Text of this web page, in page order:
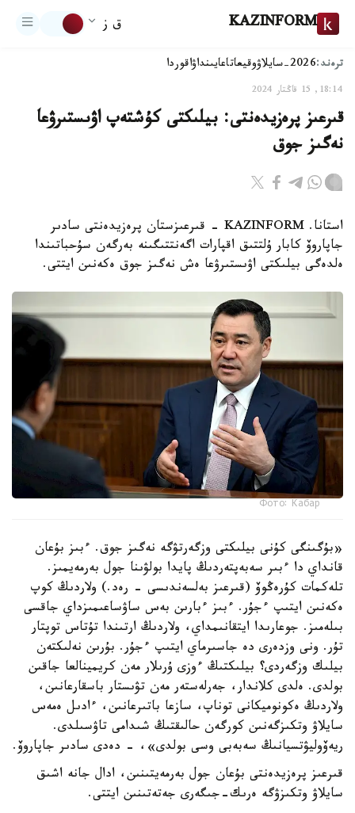
KAZINFORM ق ز
ترەند:2026-سايلاۋ وقيعاتاعايىنداۋاقوردا
18:14, 15 قاڭتار 2024
قىرعىز پرەزيدەنتى: بيلىكتى كۇشتەپ اۋىستىرۋعا
نەگىز جوق
استانا. KAZINFORM - قىرعىزستان پرەزيدەنتى سادىر
جاپاروۆ كابار ۇلتتىق اقپارات اگەنتتىگىنە بەرگەن سۇحباتىندا
ەلدەگى بيلىكتى اۋىستىرۋعا ەش نەگىز جوق ەكەنىن ايتتى.
Фото: Кабар
«بۇگىنگى كۇنى بيلىكتى وزگەرتۋگە نەگىز جوق. ءبىز بۇعان
قانداي دا ءبىر سەبەپتەردىڭ پايدا بولۋىنا جول بەرمەيمىز.
تلەكمات كۇرەڭوۆ (قىرعىز بەلسەندىسى - رەد.) ولاردىڭ كوپ
ەكەنىن ايتىپ ءجۇر. ءبىز ءبارىن بەس ساۋساعىمىزداي جاقسى
بىلەمىز. جوعارىدا ايتقانىمداي، ولاردىڭ ارتىندا تۇتاس توپتار
تۇر. ونى وزدەرى دە جاسىرماي ايتىپ ءجۇر. بۇرىن نەلىكتەن
بيلىك وزگەردى؟ بيلىكتىڭ ءوزى ۇرىلار مەن كريمينالعا جاقىن
بولدى. ەلدى كلاندار، جەرلەستەر مەن تۋىستار باسقارعانىن،
ولاردىڭ ەكونوميكانى توناپ، سازعا باتىرعانىن، ءادىل ەمەس
سايلاۋ وتكىزگەنىن كورگەن حالىقتىڭ شىدامى تاۋسىلدى.
ريەۆوليۋتسيانىڭ سەبەبى وسى بولدى»، - دەدى سادىر جاپاروۆ.
قىرعىز پرەزيدەنتى بۇعان جول بەرمەيتىنىن، ادال جانە اشىق
سايلاۋ وتكىزۋگە ەرىك-جىگەرى جەتەتىنىن ايتتى.